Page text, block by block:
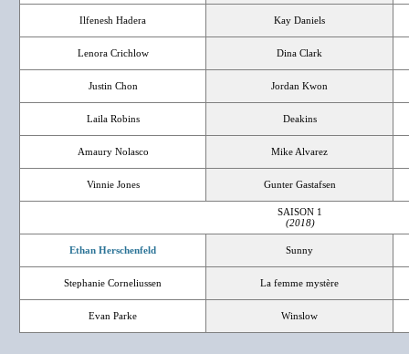
Ilfenesh Hadera Kay Daniels
Lenora Crichlow Dina Clark
Justin Chon Jordan Kwon
Laila Robins Deakins
Amaury Nolasco Mike Alvarez
Vinnie Jones Gunter Gastafsen
SAISON 1
(2018)
Ethan Herschenfeld Sunny
Stephanie Corneliussen La femme mystère
Evan Parke Winslow